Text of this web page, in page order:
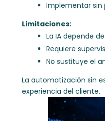
Implementar sin
Limitaciones:
La IA depende
Requiere
No sustituye el
La automatización sin
experiencia del cliente.